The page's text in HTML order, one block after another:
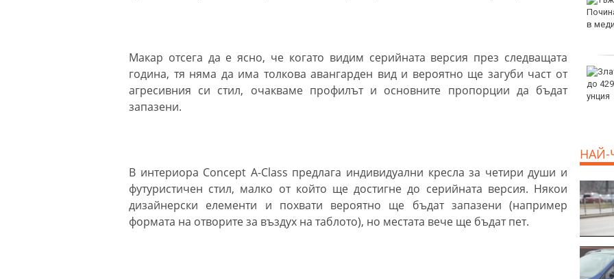
Макар отсега да е ясно, че когато видим серийната версия през следващата
година, тя няма да има толкова авангарден вид и вероятно ще загуби част от
агресивния си стил, очакваме профилът и основните пропорции да бъдат
запазени.
В интериора Concept A-Class предлага индивидуални кресла за четири души и
футуристичен стил, малко от който ще достигне до серийната версия. Някои
дизайнерски елементи и похвати вероятно ще бъдат запазени (например
формата на отворите за въздух на таблото), но местата вече ще бъдат пет.
НАЙ-